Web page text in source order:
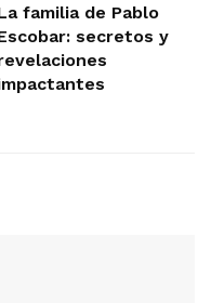
familia de Pablo
secretos y